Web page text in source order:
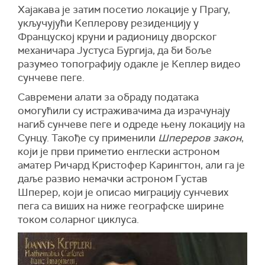
Хајакава је затим посетио локације у Прагу,
укључујући Кеплерову резиденцију у
Француској круни и радионицу дворског
механичара Јустуса Бургија, да би боље
разумео топографију одакле је Кеплер видео
сунчеве пеге.
Савремени алати за обраду података
омогућили су истраживачима да израчунају
нагиб сунчеве пеге и одреде њену локацију на
Сунцу. Такође су применили Шпереров закон,
који је први приметио енглески астроном
аматер Ричард Кристофер Карингтон, али га је
даље развио немачки астроном Густав
Шперер, који је описао миграцију сунчевих
пега са виших на ниже географске ширине
током соларног циклуса.